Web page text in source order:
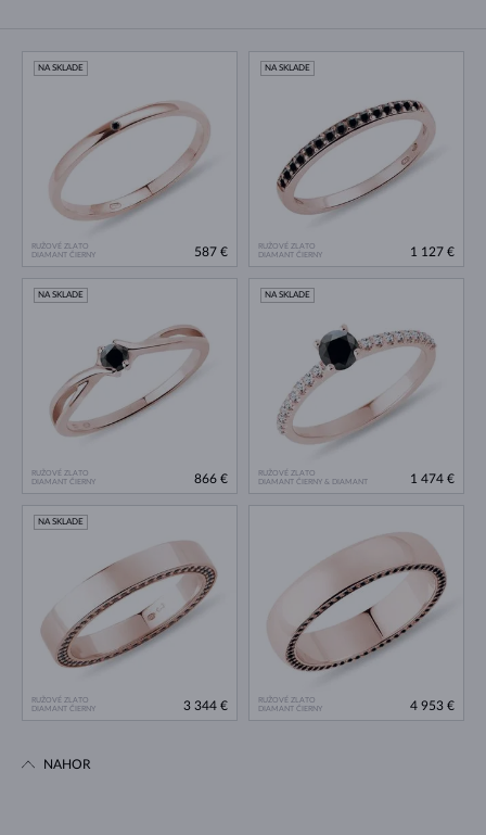
RUŽOVÉ ZLATO
DIAMANT ČIERNY
NA SKLADE
587 €
RUŽOVÉ ZLATO
DIAMANT ČIERNY
NA SKLADE
1 127 €
RUŽOVÉ ZLATO
DIAMANT ČIERNY
NA SKLADE
866 €
RUŽOVÉ ZLATO
DIAMANT ČIERNY & DIAMANT
NA SKLADE
1 474 €
RUŽOVÉ ZLATO
DIAMANT ČIERNY
NA SKLADE
3 344 €
RUŽOVÉ ZLATO
DIAMANT ČIERNY
4 953 €
NAHOR